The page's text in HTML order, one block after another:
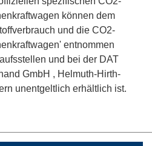
können dem
und die CO2-
entnommen
und bei der DAT
GmbH , Helmuth-Hirth-
unentgeltlich erhältlich ist.